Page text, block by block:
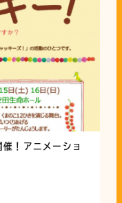
催！アニメーショ